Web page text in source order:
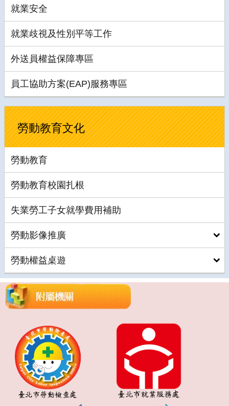
就業安全
就業歧視及性別平等工作
外送員權益保障專區
員工協助方案(EAP)服務專區
勞動教育文化
勞動教育
勞動教育校園扎根
失業勞工子女就學費用補助
勞動影像推廣
勞動權益桌遊